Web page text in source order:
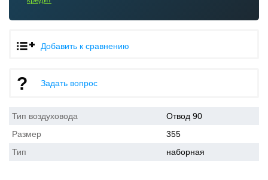
Добавить к сравнению
Задать вопрос
Тип воздуховода
Отвод 90
Размер
355
Тип
наборная